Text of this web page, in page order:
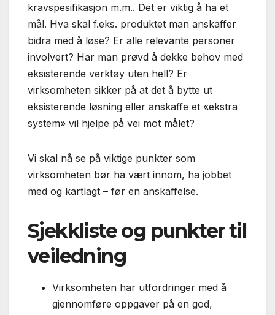
kravspesifikasjon m.m.. Det er viktig å ha et
mål. Hva skal f.eks. produktet man anskaffer
bidra med å løse? Er alle relevante personer
involvert? Har man prøvd å dekke behov med
eksisterende verktøy uten hell? Er
virksomheten sikker på at det å bytte ut
eksisterende løsning eller anskaffe et «ekstra
system» vil hjelpe på vei mot målet?
Vi skal nå se på viktige punkter som
virksomheten bør ha vært innom, ha jobbet
med og kartlagt – før en anskaffelse.
Sjekkliste og punkter til
veiledning
Virksomheten har utfordringer med å
gjennomføre oppgaver på en god,